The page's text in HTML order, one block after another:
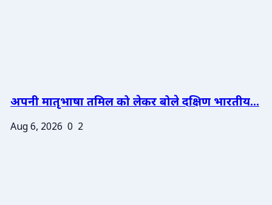
अपनी मातृभाषा तमिल को लेकर बोले दक्षिण भारतीय...
Aug 6, 2026 0 2